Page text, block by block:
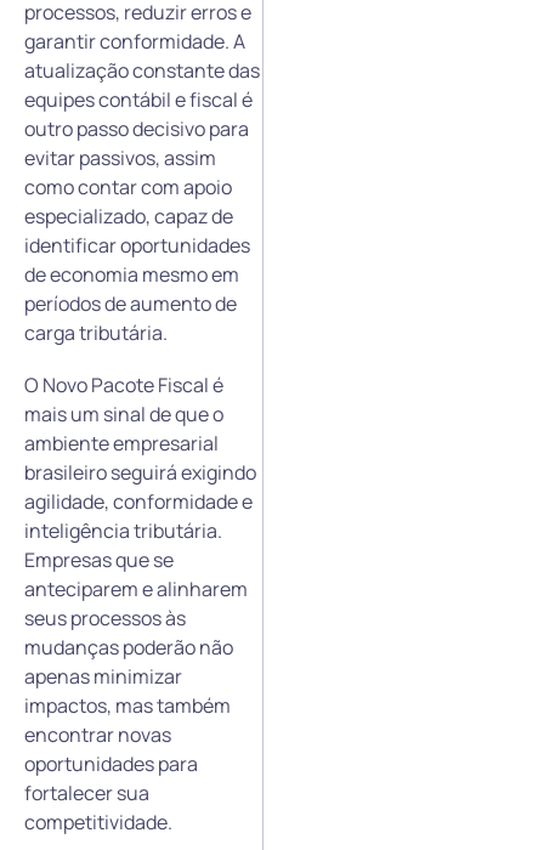
processos, reduzir erros e
garantir conformidade. A
atualização constante das
equipes contábil e fiscal é
outro passo decisivo para
evitar passivos, assim
como contar com apoio
especializado, capaz de
identificar oportunidades
de economia mesmo em
períodos de aumento de
carga tributária.
O Novo Pacote Fiscal é
mais um sinal de que o
ambiente empresarial
brasileiro seguirá exigindo
agilidade, conformidade e
inteligência tributária.
Empresas que se
anteciparem e alinharem
seus processos às
mudanças poderão não
apenas minimizar
impactos, mas também
encontrar novas
oportunidades para
fortalecer sua
competitividade.